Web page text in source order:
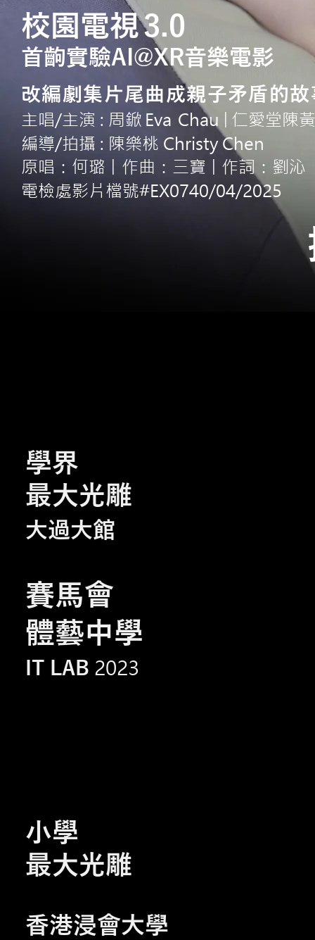
校園電視3.0
首齣實驗AI@XR音樂電影
改編劇集片尾曲成親子矛盾的故
主唱/主演 : 周鍁 Eva Chau
仁愛堂陳
編導/拍攝 : 陳樂桃 Christy Chen
原唱：何璐
作曲：三寶
作詞：劉沁
電檢處影片檔號#EX0740/04/2025
學界
最大光雕
大過大館
賽馬會
體藝中學
IT LAB 2023
小學
最大光雕
香港浸會大學